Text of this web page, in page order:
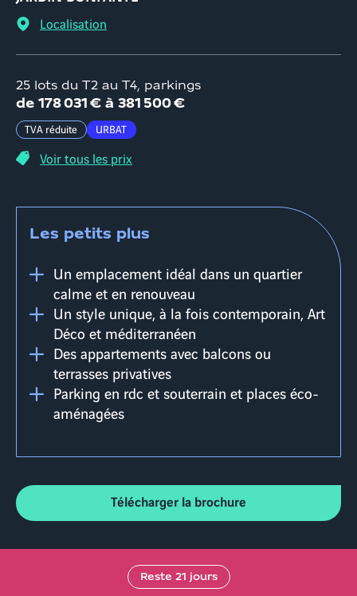
Localisation
25 lots du T2 au T4, parkings
de 178 031 € à 381 500 €
TVA réduite URBAT
Voir tous les prix
Les petits plus
Un emplacement idéal dans un quartier
calme et en renouveau
Un style unique, à la fois contemporain, Art
Déco et méditerranéen
Des appartements avec balcons ou
terrasses privatives
Parking en rdc et souterrain et places éco-
aménagées
Télécharger la brochure
Reste 21 jours